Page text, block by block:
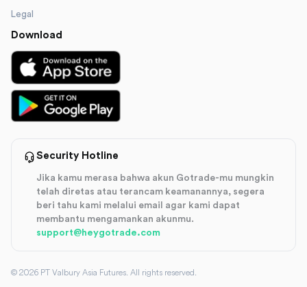
Legal
Download
Security Hotline
Jika kamu merasa bahwa akun Gotrade-mu mungkin
telah diretas atau terancam keamanannya, segera
beri tahu kami melalui email agar kami dapat
membantu mengamankan akunmu.
support@heygotrade.com
© 2026 PT Valbury Asia Futures. All rights reserved.